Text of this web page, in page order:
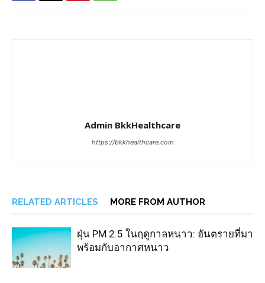
Admin BkkHealthcare
https://bkkhealthcare.com
RELATED ARTICLES MORE FROM AUTHOR
ฝุ่น PM 2.5 ในฤดูกาลหนาว: อันตรายที่มา
พร้อมกับอากาศหนาว